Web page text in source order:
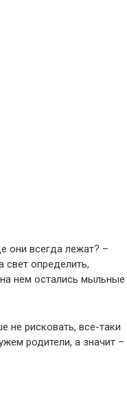
они всегда лежат? –
свет определить,
нем остались мыльные
не рисковать, все-таки
родители, а значит –